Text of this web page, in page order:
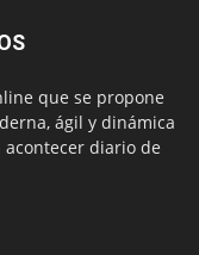
que se propone
ágil y dinámica
diario de